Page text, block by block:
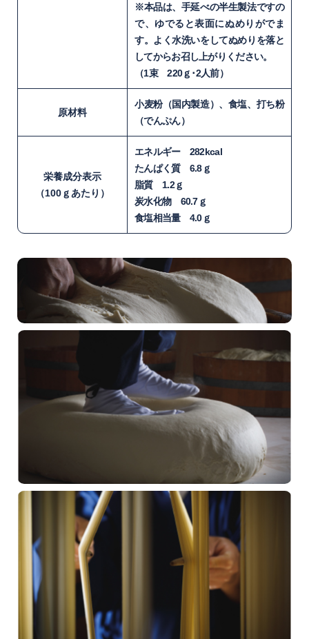
※本品は、手延べの半生製法ですの
で、ゆでると表面にぬめりがでま
す。よく水洗いをしてぬめりを落と
してからお召し上がりください。
（1束 220ｇ･2人前）
原材料
小麦粉（国内製造）、食塩、打ち粉
（でんぷん）
栄養成分表示
（100ｇあたり）
エネルギー 282kcal
たんぱく質 6.8ｇ
脂質 1.2ｇ
炭水化物 60.7ｇ
食塩相当量 4.0ｇ